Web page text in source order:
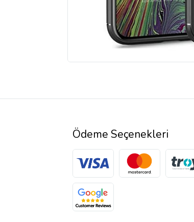
Ödeme Seçenekleri